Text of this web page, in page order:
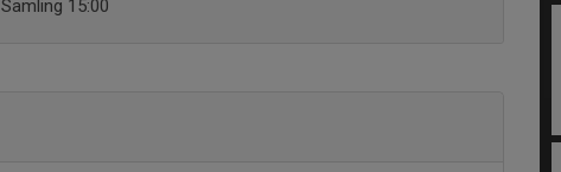
Samling 15:00